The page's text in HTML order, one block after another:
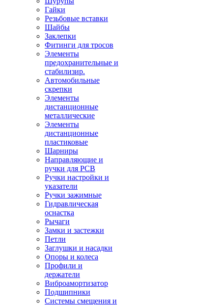
Гайки
Резьбовые вставки
Шайбы
Заклепки
Фитинги для тросов
Элементы
предохранительные и
стабилизир.
Автомобильные
скрепки
Элементы
дистанционные
металлические
Элементы
дистанционные
пластиковые
Шарниры
Направляющие и
ручки для PCB
Ручки настройки и
указатели
Ручки зажимные
Гидравлическая
оснастка
Рычаги
Замки и застежки
Петли
Заглушки и насадки
Опоры и колеса
Профили и
держатели
Виброамортизатор
Подшипники
Системы смещения и